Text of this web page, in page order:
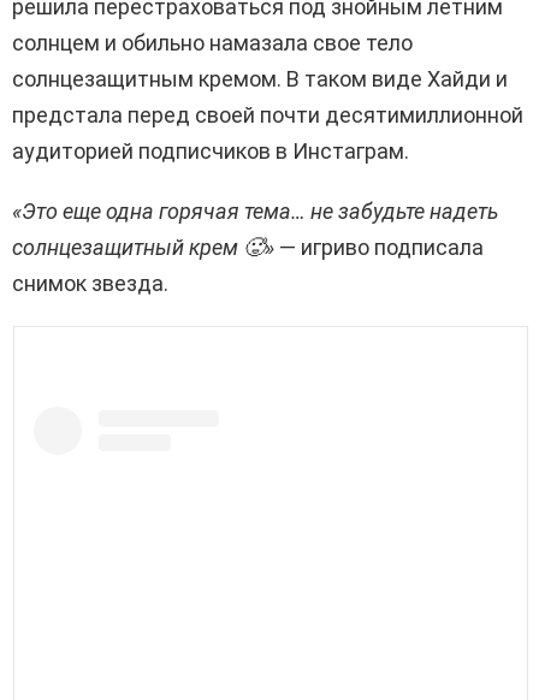
решила перестраховаться под знойным летним
солнцем и обильно намазала свое тело
солнцезащитным кремом. В таком виде Хайди и
предстала перед своей почти десятимиллионной
аудиторией подписчиков в Инстаграм.
«Это еще одна горячая тема… не забудьте надеть
солнцезащитный крем 🥵» — игриво подписала
снимок звезда.